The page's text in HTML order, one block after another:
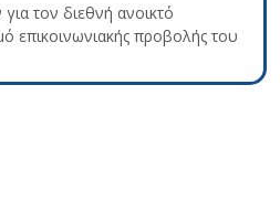
τον διεθνή ανοικτό
επικοινωνιακής προβολής του